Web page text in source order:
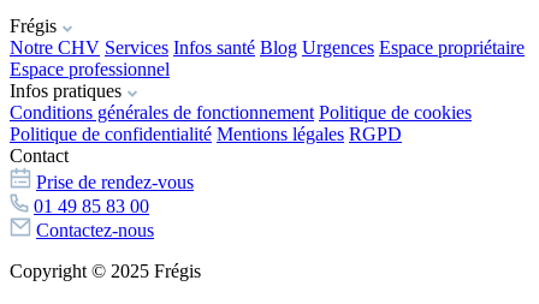
Frégis
Notre CHV Services Infos santé Blog Urgences Espace propriétaire
Espace professionnel
Infos pratiques
Conditions générales de fonctionnement Politique de cookies
Politique de confidentialité Mentions légales RGPD
Contact
Prise de rendez-vous
01 49 85 83 00
Contactez-nous
Copyright © 2025 Frégis